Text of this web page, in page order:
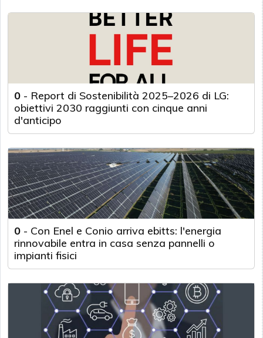
0 - Report di Sostenibilità 2025–2026 di LG:
obiettivi 2030 raggiunti con cinque anni
d'anticipo
0 - Con Enel e Conio arriva ebitts: l'energia
rinnovabile entra in casa senza pannelli o
impianti fisici